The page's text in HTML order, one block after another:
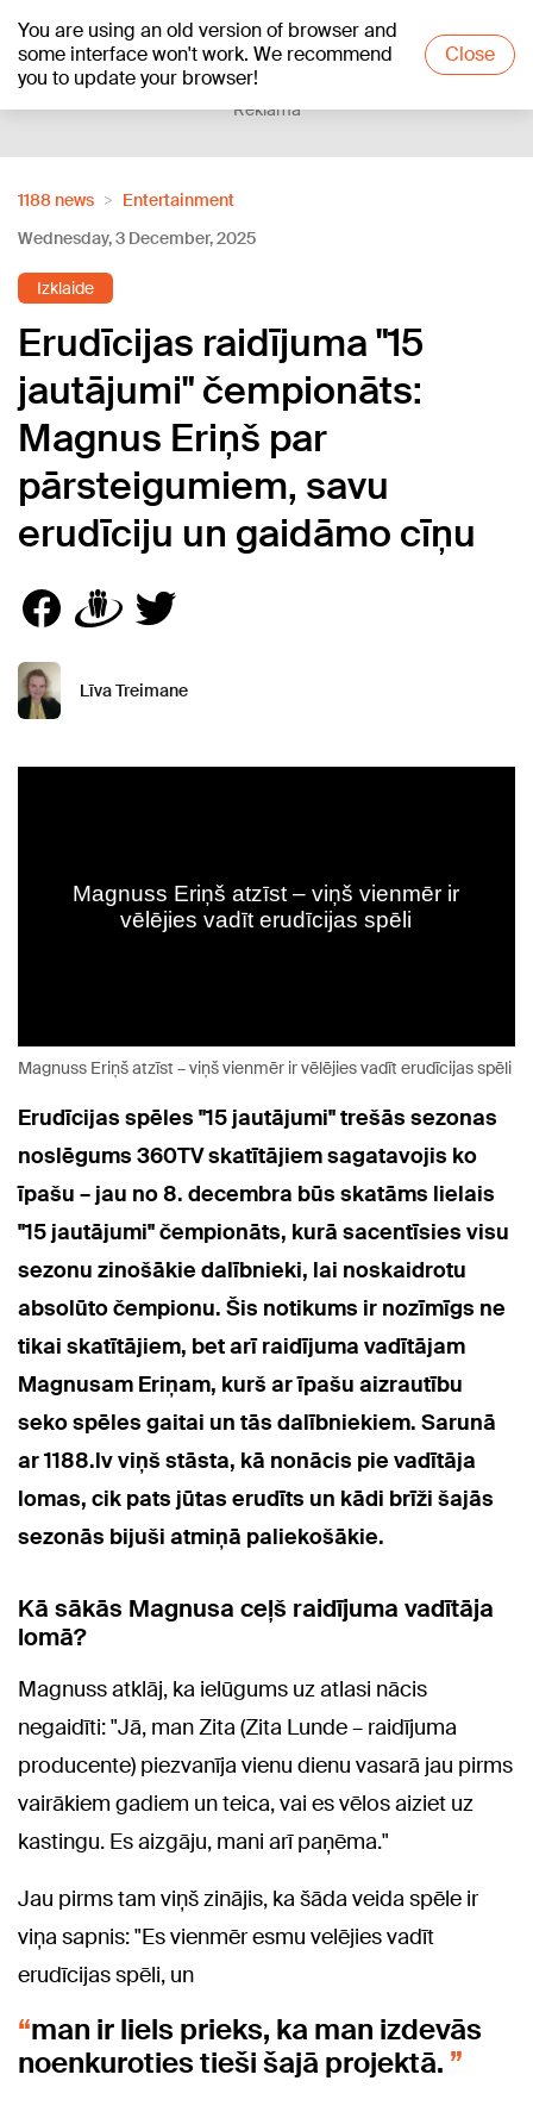
You are using an old version of browser and
some interface won't work. We recommend
you to update your browser!
Close
+20°C
Reklāma
1188 news
Entertainment
Wednesday, 3 December, 2025
Izklaide
Erudīcijas raidījuma "15
jautājumi" čempionāts:
Magnus Eriņš par
pārsteigumiem, savu
erudīciju un gaidāmo cīņu
Līva Treimane
Magnuss Eriņš atzīst – viņš vienmēr ir vēlējies vadīt erudīcijas spēli
Erudīcijas spēles "15 jautājumi" trešās sezonas
noslēgums 360TV skatītājiem sagatavojis ko
īpašu – jau no 8. decembra būs skatāms lielais
"15 jautājumi" čempionāts, kurā sacentīsies visu
sezonu zinošākie dalībnieki, lai noskaidrotu
absolūto čempionu. Šis notikums ir nozīmīgs ne
tikai skatītājiem, bet arī raidījuma vadītājam
Magnusam Eriņam, kurš ar īpašu aizrautību
seko spēles gaitai un tās dalībniekiem. Sarunā
ar 1188.lv viņš stāsta, kā nonācis pie vadītāja
lomas, cik pats jūtas erudīts un kādi brīži šajās
sezonās bijuši atmiņā paliekošākie.
Kā sākās Magnusa ceļš raidījuma vadītāja
lomā?
Magnuss atklāj, ka ielūgums uz atlasi nācis
negaidīti: "Jā, man Zita (Zita Lunde – raidījuma
producente) piezvanīja vienu dienu vasarā jau pirms
vairākiem gadiem un teica, vai es vēlos aiziet uz
kastingu. Es aizgāju, mani arī paņēma."
Jau pirms tam viņš zinājis, ka šāda veida spēle ir
viņa sapnis: "Es vienmēr esmu velējies vadīt
erudīcijas spēli, un
man ir liels prieks, ka man izdevās
noenkuroties tieši šajā projektā.